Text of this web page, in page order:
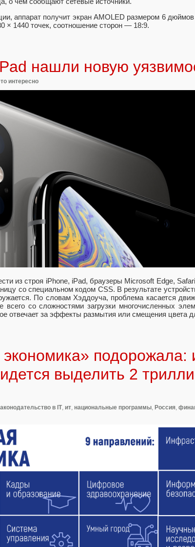
аппарат получит экран AMOLED размером 6 дюймов
× 1440 точек, соотношение сторон — 18:9.
нашли новую
интересно
из строя iPhone, iPad, браузеры Microsoft Edge,
со специальном кодом CSS. В результате
По словам Хэддоуча, проблема касается
всего со сложностями загрузки многочисленных
отвечает за эффекты размытия или смещения цвета
подорожала:
выделить 2
в IT, ит, национальные программы, Россия,